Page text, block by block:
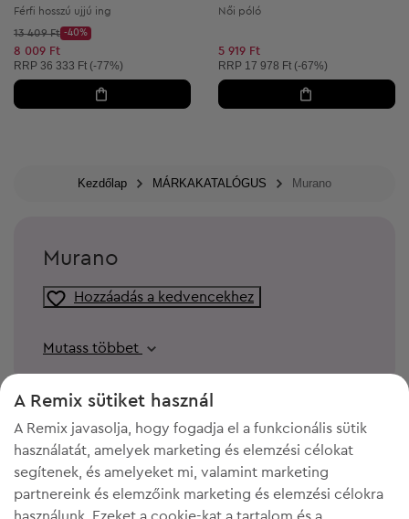
Férfi hosszú ujjú ing
Kezdő ár:
13 409 Ft
Discount Price:
-40%
Csökkentett ár:
8 009 Ft
Ajánlott ár:
RRP 36 333 Ft (-77%)
Női póló
5 919 Ft
Ajánlott ár:
RRP 17 978 Ft (-67%)
Kezdőlap MÁRKAKATALÓGUS Murano
Murano
Hozzáadás a kedvencekhez
Mutass többet
A Remix sütiket használ
A Remix javasolja, hogy fogadja el a funkcionális sütik
használatát, amelyek marketing és elemzési célokat
segítenek, és amelyeket mi, valamint marketing
partnereink és elemzőink marketing és elemzési célokra